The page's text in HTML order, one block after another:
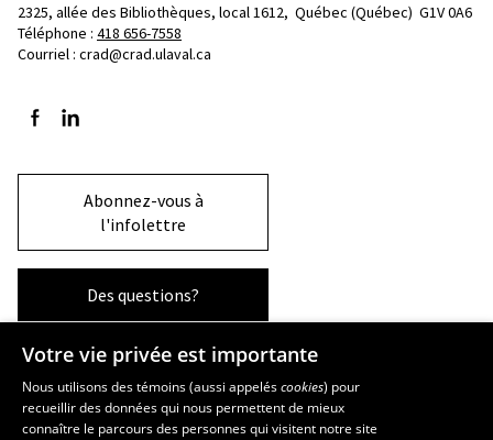
2325, allée des Bibliothèques, local 1612, Québec (Québec)  G1V 0A6
Téléphone : 418 656-7558
Courriel : crad@crad.ulaval.ca
Suivez-nous sur Facebook
Suivez-nous sur LinkedIn
Abonnez-vous à
l'infolettre
Des questions?
La Faculté et ses écoles
Faculté d’aménagement, d’architecture, d’art et de design
Votre vie privée est importante
Nous utilisons des témoins (aussi appeléscookies) pour
recueillir des données qui nous permettent de mieux
connaître le parcours des personnes qui visitent notre site